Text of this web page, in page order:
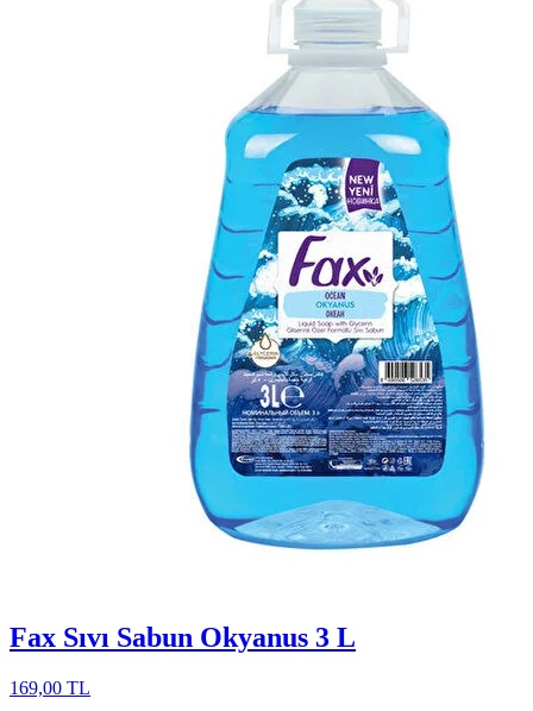
Fax Sıvı Sabun Okyanus 3 L
169,00 TL